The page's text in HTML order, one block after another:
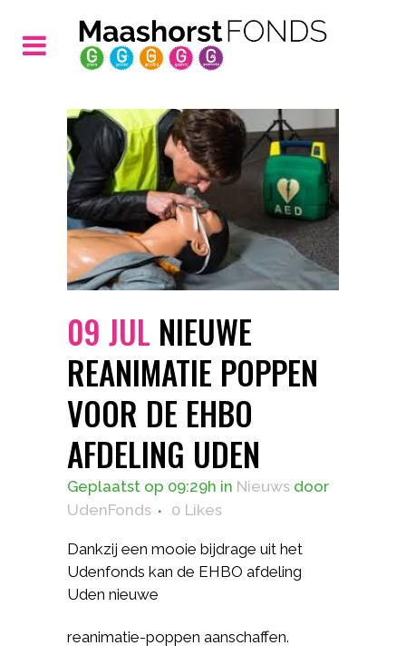
09 JUL NIEUWE
REANIMATIE POPPEN
VOOR DE EHBO
AFDELING UDEN
Geplaatst op 09:29h in Nieuws door
UdenFonds
0 Likes
Dankzij een mooie bijdrage uit het
Udenfonds kan de EHBO afdeling
Uden nieuwe
reanimatie-poppen aanschaffen.